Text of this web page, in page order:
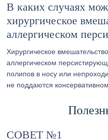
В каких случаях
хирургическое
аллергическом
Хирургическое
аллергическом
полипов в носу или
не поддаются
СОВЕТ №1